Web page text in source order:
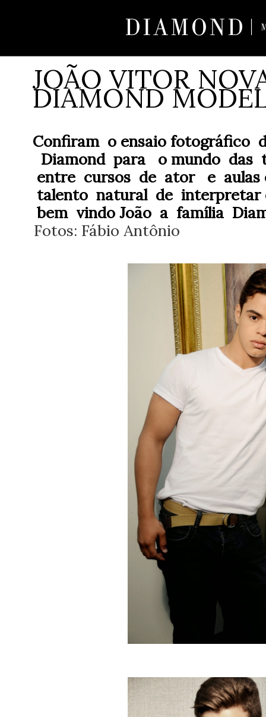
JOÃO VITOR
DIAMOND
Confiram o ensaio fotográfico
Diamond para o mundo das
entre cursos de ator e aulas
talento natural de interpretar
bem vindo João a família
Fotos: